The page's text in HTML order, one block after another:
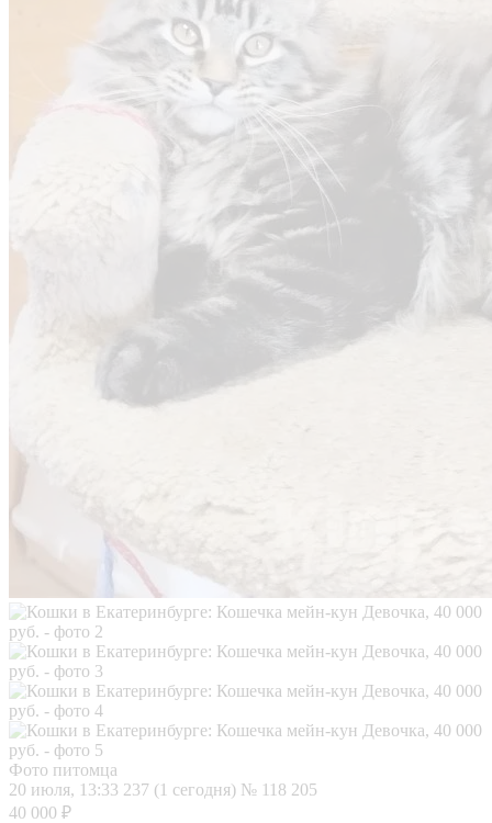
Фото питомца
20 июля, 13:33 237 (1 сегодня) № 118 205
40 000 ₽